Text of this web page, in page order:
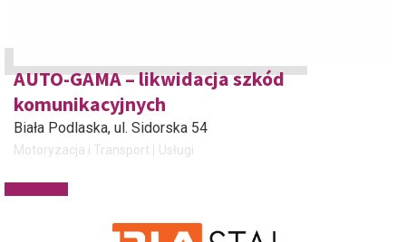
AUTO-GAMA – likwidacja szkód
komunikacyjnych
Biała Podlaska, ul. Sidorska 54
Motoryzacja i Transport Usługi